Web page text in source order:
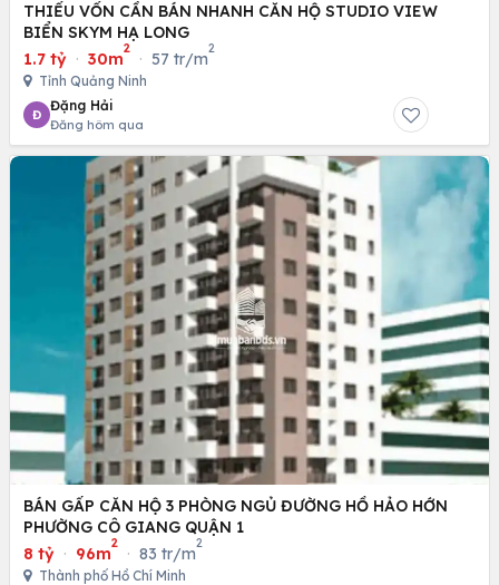
THIẾU VỐN CẦN BÁN NHANH CĂN HỘ STUDIO VIEW
BIỂN SKYM HẠ LONG
1.7 tỷ · 30m
2
· 57 tr/m
2
Tỉnh Quảng Ninh
Đ
Đặng Hải
Đăng hôm qua
BÁN GẤP CĂN HỘ 3 PHÒNG NGỦ ĐƯỜNG HỒ HẢO HỚN
PHƯỜNG CÔ GIANG QUẬN 1
8 tỷ · 96m
2
· 83 tr/m
2
Thành phố Hồ Chí Minh